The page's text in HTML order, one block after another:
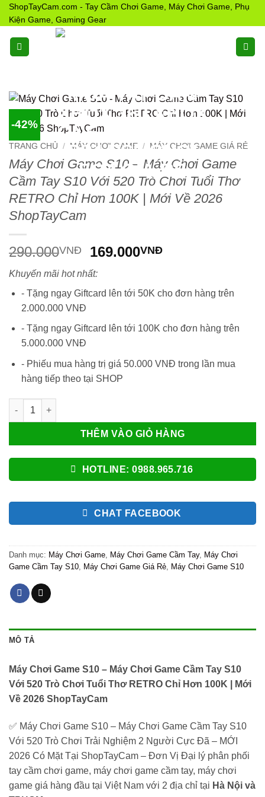
Bỏ
qua
nội
dung
ShopTayCam.com - Tay Cầm Chơi Game, Máy Chơi Game, Phụ
Kiện Game, Gaming Gear
-42%
TRANG CHỦ / MÁY CHƠI GAME / MÁY CHƠI GAME GIÁ RẺ
Máy Chơi Game S10 – Máy Chơi Game
Cầm Tay S10 Với 520 Trò Chơi Tuổi Thơ
RETRO Chỉ Hơn 100K | Mới Về 2026
ShopTayCam
290.000VNĐ
Giá
gốc
là:
290.000VNĐ.
169.000VNĐGiá
là:
Khuyến mãi hot nhất:
- Tặng ngay Giftcard lên tới 50K cho đơn hàng trên
2.000.000 VNĐ
- Tặng ngay Giftcard lên tới 100K cho đơn hàng trên
5.000.000 VNĐ
- Phiếu mua hàng trị giá 50.000 VNĐ trong lần mua
hàng tiếp theo tại SHOP
Máy Chơi Game S10 - Máy Chơi Game Cầm Tay S10 Với 520
THÊM VÀO GIỎ HÀNG
HOTLINE: 0988.965.716
CHAT FACEBOOK
Danh mục: Máy Chơi Game Máy Chơi Game Cầm Tay, Máy Chơi
Game Cầm Tay S10
Máy Chơi Game Giá Rẻ Máy Chơi Game S10
MÔ TẢ
Máy Chơi Game S10 – Máy Chơi Game Cầm Tay S10
Với 520 Trò Chơi Tuổi Thơ RETRO Chỉ Hơn 100K | Mới
Về 2026 ShopTayCam
✅ Máy Chơi Game S10 – Máy Chơi Game Cầm Tay S10
Với 520 Trò Chơi Trải Nghiệm 2 Người Cực Đã – MỚI
2026 Có Mặt Tại ShopTayCam – Đơn Vị Đại lý phân phối
tay cầm chơi game, máy chơi game cầm tay, máy chơi
game giá hàng đầu tại Việt Nam với 2 địa chỉ tại Hà Nội và